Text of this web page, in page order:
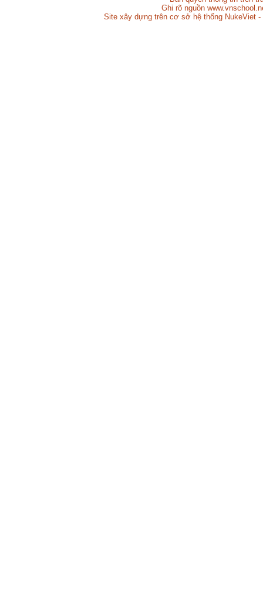
Ghi rõ nguồn
Site xây dựng trên cơ sở hệ thống NukeViet